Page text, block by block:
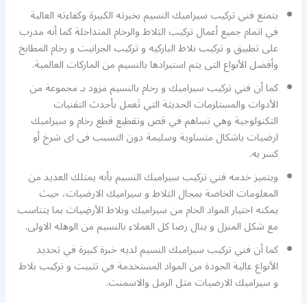
يتمتع فني تركيب سيراميك النسيم بخبرته الكبيرة وكفاءته العالية
في اتمام جميع أعمال تركيب البَلاط والرخام المتداخلة كما أنه مدرب
على تطبيق و تركيب بلاط الباركيه و تركيب الجرانيت و رخام المطابخ
وأفضل الأنواع التى يتم استيرادها بالنسيم من الماركات العالمية.
كما أن فني تركيب سيراميك و رخام بالنسيم مزود بـ مجموعة من
الأدوات والمستلزمات الحديثة التي تَعمل بأحدث التقنيات
التكنولوجية وهي تساهم في قص وتقطيع قطع رخام و سيراميك
ارضيات باشكال متساوية وسليمة دون التسبب فى اى شرخ أو
كسر به.
ويتميز خدمه فني تركيب سيراميك النسيم بأنه يمتلك العديد من
المعلومات الخاصة بمجال البَلاط و سيراميك الارضيات، حيث
يمكنه اختيار المواد الخام من سيراميك وبلاط الأرضِيات بما يتناسب
مع شكل المنزل و ينال رضا كل العملاء بالنسيم من الوهله الاولى.
كما أن فني تركيب سيراميك النسيم لديه خبرة كبيرة في تحديد
الأنواع عالية الجودة من المواد المستخدمة في تثبيت و تركيب بلاط
و سيراميك الارضيات مثل الرمل والاسمنت.